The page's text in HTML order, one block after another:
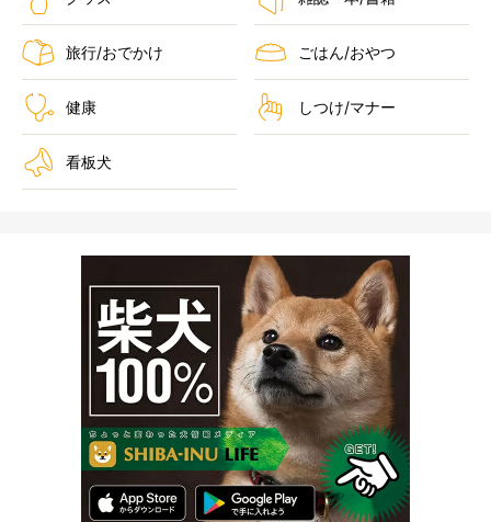
旅行/おでかけ ごはん/おやつ
健康 しつけ/マナー
看板犬